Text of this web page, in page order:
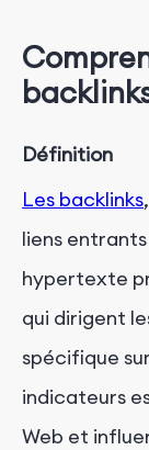
Définition
Les backlinks
liens
hypertexte
qui dirigent
spécifique
indicateurs
Web et